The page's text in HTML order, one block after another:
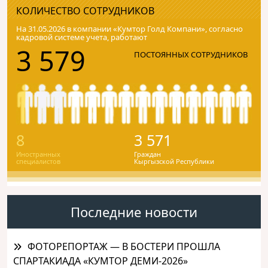
КОЛИЧЕСТВО СОТРУДНИКОВ
На 31.05.2026 в компании «Кумтор Голд Компани», согласно
кадровой системе учета, работают
3 579 ПОСТОЯННЫХ СОТРУДНИКОВ
8
Иностранных
специалистов
3 571
Граждан
Кыргызской Республики
Последние новости
ФОТОРЕПОРТАЖ — В БОСТЕРИ ПРОШЛА
СПАРТАКИАДА «КУМТОР ДЕМИ-2026»